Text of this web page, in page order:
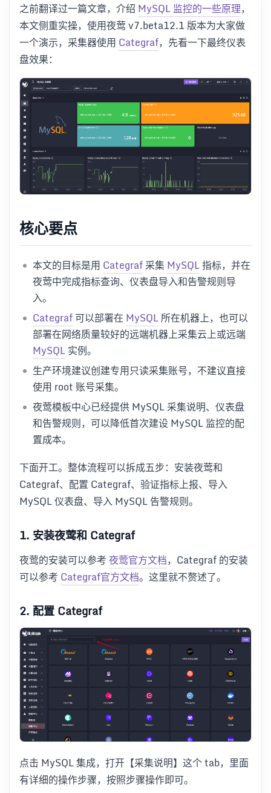
之前翻译过一篇文章，介绍 MySQL 监控的一些原理，
本文侧重实操，使用夜莺 v7.beta12.1 版本为大家做
一个演示，采集器使用 Categraf，先看一下最终仪表
盘效果：
核心要点
本文的目标是用 Categraf采集MySQL指标，并在
夜莺中完成指标查询、仪表盘导入和告警规则导
入。
Categraf可以部署在 MySQL所在机器上，也可以
部署在网络质量较好的远端机器上采集云上或远端
MySQL实例。
生产环境建议创建专用只读采集账号，不建议直接
使用 root 账号采集。
夜莺模板中心已经提供 MySQL 采集说明、仪表盘
和告警规则，可以降低首次建设 MySQL 监控的配
置成本。
下面开工。整体流程可以拆成五步：安装夜莺和
Categraf、配置 Categraf、验证指标上报、导入
MySQL 仪表盘、导入 MySQL 告警规则。
1. 安装夜莺和 Categraf
夜莺的安装可以参考夜莺官方文档，Categraf 的安装
可以参考 Categraf官方文档。这里就不赘述了。
2. 配置 Categraf
点击 MySQL 集成，打开【采集说明】这个 tab，里面
有详细的操作步骤，按照步骤操作即可。